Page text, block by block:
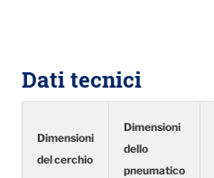
Dati tecnici
Dimensioni
del cerchio
Dimensioni
dello
pneumatico